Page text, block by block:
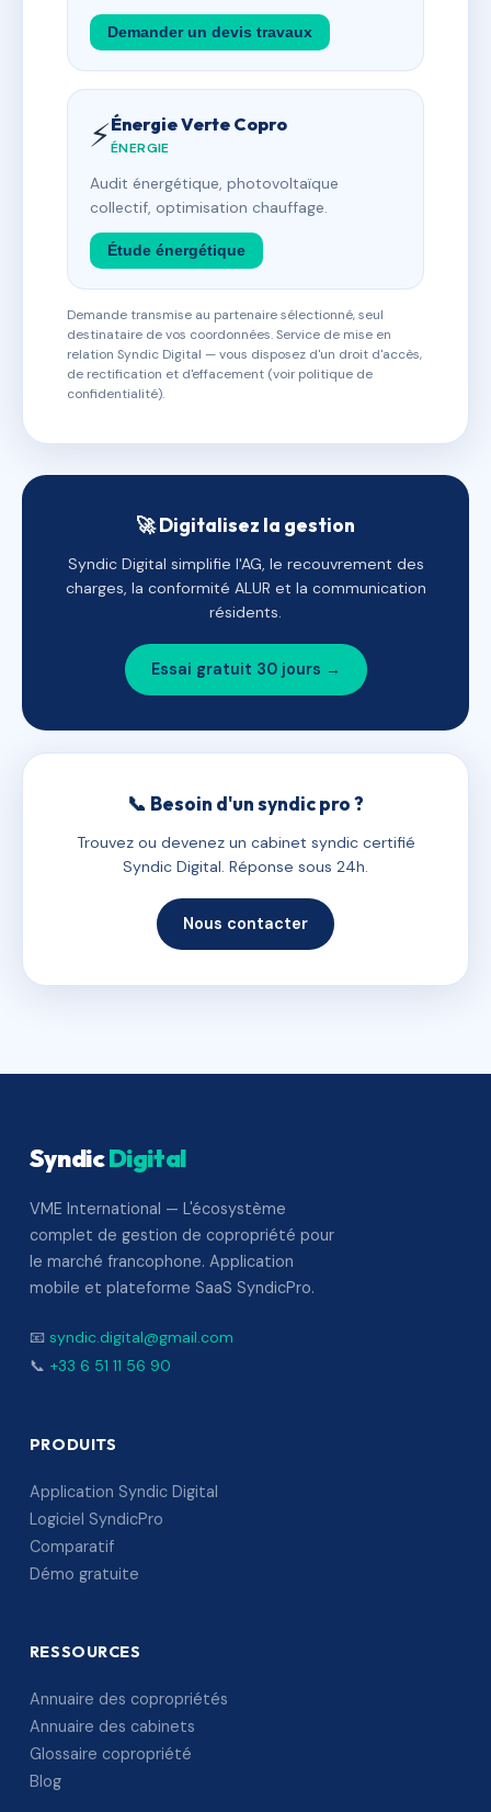
Demander un devis travaux
⚡Énergie Verte Copro
ÉNERGIE
Audit énergétique, photovoltaïque
collectif, optimisation chauffage.
Étude énergétique
Demande transmise au partenaire sélectionné, seul
destinataire de vos coordonnées. Service de mise en
relation Syndic Digital — vous disposez d'un droit d'accès,
de rectification et d'effacement (voir politique de
confidentialité).
🚀 Digitalisez la gestion
Syndic Digital simplifie l'AG, le recouvrement des
charges, la conformité ALUR et la communication
résidents.
Essai gratuit 30 jours →
📞 Besoin d'un syndic pro ?
Trouvez ou devenez un cabinet syndic certifié
Syndic Digital. Réponse sous 24h.
Nous contacter
SyndicDigital
VME International — L'écosystème
complet de gestion de copropriété pour
le marché francophone. Application
mobile et plateforme SaaS SyndicPro.
📧 syndic.digital@gmail.com
📞 +33 6 51 11 56 90
PRODUITS
Application Syndic Digital
Logiciel SyndicPro
Comparatif
Démo gratuite
RESSOURCES
Annuaire des copropriétés
Annuaire des cabinets
Glossaire copropriété
Blog